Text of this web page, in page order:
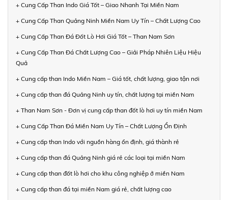
+ Cung Cấp Than Indo Giá Tốt – Giao Nhanh Tại Miền Nam
+ Cung Cấp Than Quảng Ninh Miền Nam Uy Tín – Chất Lượng Cao
+ Cung Cấp Than Đá Đốt Lò Hơi Giá Tốt – Than Nam Sơn
+ Cung Cấp Than Đá Chất Lượng Cao – Giải Pháp Nhiên Liệu Hiệu
Quả
+ Cung cấp than Indo Miền Nam – Giá tốt, chất lượng, giao tận nơi
+ Cung cấp than đá Quảng Ninh uy tín, chất lượng tại miền Nam
+ Than Nam Sơn - Đơn vị cung cấp than đốt lò hơi uy tín miền Nam
+ Cung Cấp Than Đá Miền Nam Uy Tín – Chất Lượng Ổn Định
+ Cung cấp than Indo với nguồn hàng ổn định, giá thành rẻ
+ Cung cấp than đá Quảng Ninh giá rẻ các loại tại miền Nam
+ Cung cấp than đốt lò hơi cho khu công nghiệp ở miền Nam
+ Cung cấp than đá tại miền Nam giá rẻ, chất lượng cao